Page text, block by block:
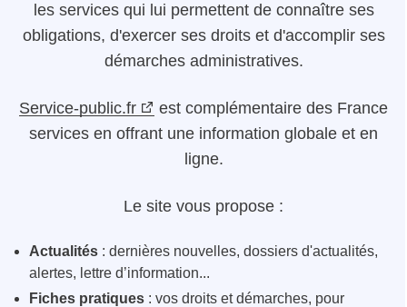
les services qui lui permettent de connaître ses
obligations, d'exercer ses droits et d'accomplir ses
démarches administratives.
Service-public.fr
est complémentaire des France
services en offrant une information globale et en
ligne.
Le site vous propose :
Actualités : dernières nouvelles, dossiers d'actualités,
alertes, lettre d’information...
Fiches pratiques : vos droits et démarches, pour